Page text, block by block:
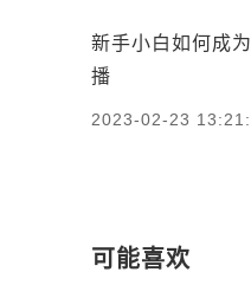
新手小白如何成
播
2023-02-23
可能喜欢